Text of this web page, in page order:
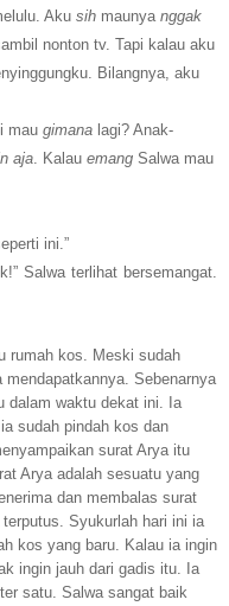
Aku sih maunya nggak
nonton tv. Tapi kalau aku
Bilangnya, aku
mau gimana lagi? Anak-
aja. Kalau emang Salwa mau
ini.”
Salwa terlihat bersemangat.
rumah kos. Meski sudah
Sebenarnya
dalam waktu dekat ini. Ia
sudah pindah kos dan
surat Arya itu
Arya adalah sesuatu yang
dan membalas surat
Syukurlah hari ini ia
kos yang baru. Kalau ia ingin
ingin jauh dari gadis itu. Ia
satu. Salwa sangat baik